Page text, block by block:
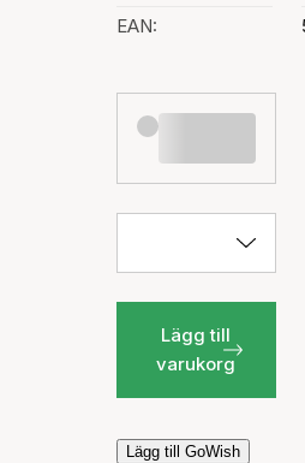
EAN:
Lägg till
varukorg
Lägg till GoWish